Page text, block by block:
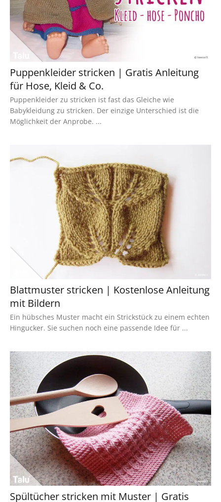
Puppenkleider stricken | Gratis Anleitung
für Hose, Kleid & Co.
Puppenkleider zu stricken ist fast das Gleiche wie
Babykleidung zu stricken. Der einzige Unterschied ist die
Möglichkeit der Anprobe. ...
Blattmuster stricken | Kostenlose Anleitung
mit Bildern
Ein hübsches Muster macht ein Strickstück zu einem echten
Hingucker. Sie suchen noch eine passende Idee für ...
Spültücher stricken mit Muster | Gratis